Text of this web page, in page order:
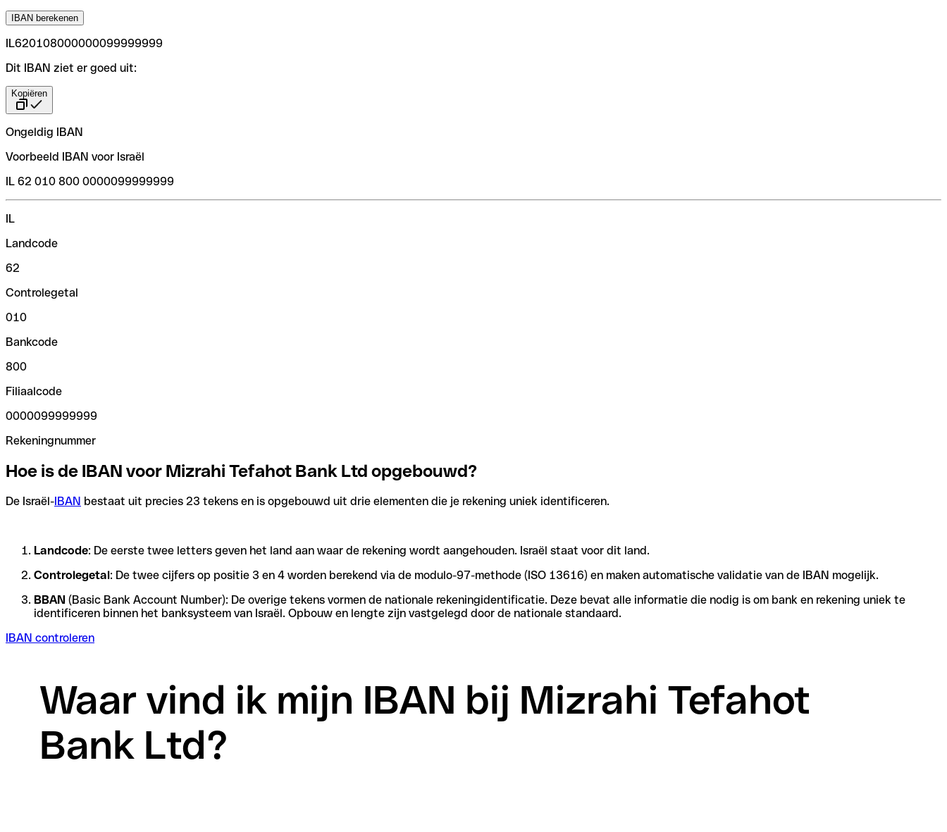
IBAN berekenen
IL620108000000099999999
Dit IBAN ziet er goed uit:
Kopiëren
Ongeldig IBAN
Voorbeeld IBAN voor Israël
IL 62 010 800 0000099999999
IL
Landcode
62
Controlegetal
010
Bankcode
800
Filiaalcode
0000099999999
Rekeningnummer
Hoe is de IBAN voor Mizrahi Tefahot Bank Ltd opgebouwd?
De Israël-IBAN bestaat uit precies 23 tekens en is opgebouwd uit drie elementen die je rekening uniek identificeren.
Landcode: De eerste twee letters geven het land aan waar de rekening wordt aangehouden. Israël staat voor dit land.
Controlegetal: De twee cijfers op positie 3 en 4 worden berekend via de modulo-97-methode (ISO 13616) en maken automatische validatie van de IBAN mogelijk.
BBAN (Basic Bank Account Number): De overige tekens vormen de nationale rekeningidentificatie. Deze bevat alle informatie die nodig is om bank en rekening uniek te
identificeren binnen het banksysteem van Israël. Opbouw en lengte zijn vastgelegd door de nationale standaard.
IBAN controleren
Waar vind ik mijn IBAN bij Mizrahi Tefahot
Bank Ltd?